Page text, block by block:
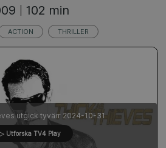
utgick tyvärr 2024-10-31
▷ Utforska TV4 Play
102 min
ACTION THRILLER